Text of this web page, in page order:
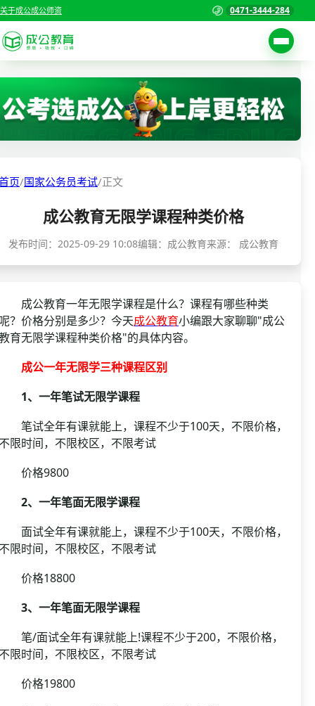
关于成公成公师资 0471-3444-284
考试公告
职位表
准考证打印
考试政策
成绩查询
资格复审
面试补录
历年真题
公务员课程
首页
国家公务员考试
警察/辅警考试
教师资格/教师编制
国企/银行考试
页/国家公务员考试/正文
成公教育无限学课程种类价格
发布时间： 2025-09-29 10:08编辑：成公教育来源： 成公教育
公教育一年无限学课程是什么？课程有哪些种类
？价格分别是多少？今天成公教育小编跟大家聊聊"成公
育无限学课程种类价格"的具体内容。
成公一年无限学三种课程区别
1、一年笔试无限学课程
试全年有课就能上，课程不少于100天，不限价格，
限时间，不限校区，不限考试
格9800
、一年笔面无限学课程
试全年有课就能上，课程不少于100天，不限价格，
限时间，不限校区，不限考试
格18800
、一年笔面无限学课程
/面试全年有课就能上!课程不少于200，不限价格，
限时间，不限校区，不限考试
格19800